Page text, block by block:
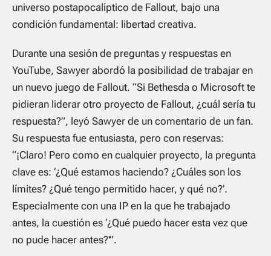
universo postapocalíptico de Fallout, bajo una
condición fundamental: libertad creativa.
Durante una sesión de preguntas y respuestas en
YouTube, Sawyer abordó la posibilidad de trabajar en
un nuevo juego de Fallout. “Si Bethesda o Microsoft te
pidieran liderar otro proyecto de Fallout, ¿cuál sería tu
respuesta?”, leyó Sawyer de un comentario de un fan.
Su respuesta fue entusiasta, pero con reservas:
“¡Claro! Pero como en cualquier proyecto, la pregunta
clave es: ‘¿Qué estamos haciendo? ¿Cuáles son los
límites? ¿Qué tengo permitido hacer, y qué no?’.
Especialmente con una IP en la que he trabajado
antes, la cuestión es ‘¿Qué puedo hacer esta vez que
no pude hacer antes?'”.